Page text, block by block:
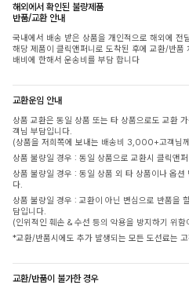
해외에서 확인된 불량제품
반품/교환 안내
국내에서 배송 받은 상품을 개인적으로 해외에 전
해당 제품이 클릭앤퍼니로 도착된 후에 교환/반품
배비에 한해서 운송비를 부담 합니다
교환운임 안내
상품 교환은 동일 상품 또는 타 상품으로도 교환
객님 부담입니다.
(상품을 저희쪽에 보내는 배송비 3,000+고객님
상품 불량일 경우 : 동일 상품으로 교환시 클릭앤
상품 불량일 경우 : 동일 상품 외 타 상품이나 옵
다.
상품 불량일 경우 : 교환이 아닌 변심으로 반품
담입니다.
(인위적인 훼손 & 수선 등의 악용을 방지하기 위
*교환/반품시에도 추가 발생되는 모든 도선료는
교환/반품이 불가한 경우